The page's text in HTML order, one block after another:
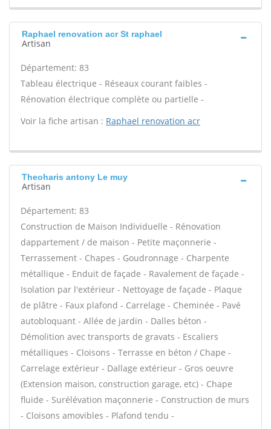
Raphael renovation acr St raphael
Artisan
Département: 83
Tableau électrique - Réseaux courant faibles -
Rénovation électrique complète ou partielle -
Voir la fiche artisan : Raphael renovation acr
Theoharis antony Le muy
Artisan
Département: 83
Construction de Maison Individuelle - Rénovation
dappartement / de maison - Petite maçonnerie -
Terrassement - Chapes - Goudronnage - Charpente
métallique - Enduit de façade - Ravalement de façade -
Isolation par l'extérieur - Nettoyage de façade - Plaque
de plâtre - Faux plafond - Carrelage - Cheminée - Pavé
autobloquant - Allée de jardin - Dalles béton -
Démolition avec transports de gravats - Escaliers
métalliques - Cloisons - Terrasse en béton / Chape -
Carrelage extérieur - Dallage extérieur - Gros oeuvre
(Extension maison, construction garage, etc) - Chape
fluide - Surélévation maçonnerie - Construction de murs
- Cloisons amovibles - Plafond tendu -